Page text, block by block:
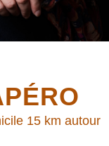
15 km autour